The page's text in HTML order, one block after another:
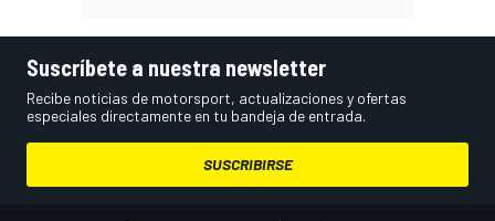
Suscríbete a nuestra newsletter
Recibe noticias de motorsport, actualizaciones y ofertas
especiales directamente en tu bandeja de entrada.
SUSCRIBIRSE